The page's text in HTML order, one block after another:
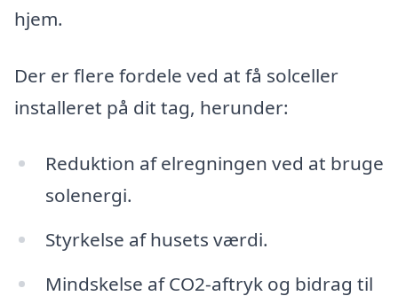
hjem.
Der er flere fordele ved at få solceller
installeret på dit tag, herunder:
Reduktion af elregningen ved at bruge
solenergi.
Styrkelse af husets værdi.
Mindskelse af CO2-aftryk og bidrag til